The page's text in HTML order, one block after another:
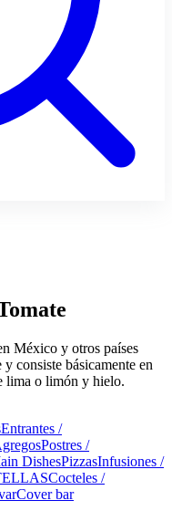
México y otros países
consiste básicamente en
lima o limón y hielo.
Entrantes /
Postres /
DishesPizzasInfusiones /
Cocteles /
Cover bar